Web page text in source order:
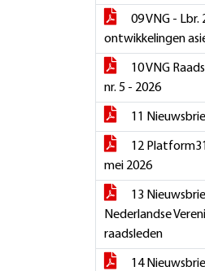
09 VNG -
ontwikkelingen
10 VNG
nr. 5 - 2026
11
12
mei 2026
13
Nederlandse
raadsleden
14